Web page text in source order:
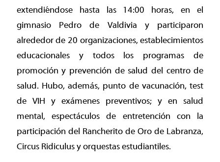
extendiéndose hasta las 14:00 horas, en el
gimnasio Pedro de Valdivia y participaron
alrededor de 20 organizaciones, establecimientos
educacionales y todos los programas de
promoción y prevención de salud del centro de
salud. Hubo, además, punto de vacunación, test
de VIH y exámenes preventivos; y en salud
mental, espectáculos de entretención con la
participación del Rancherito de Oro de Labranza,
Circus Ridiculus y orquestas estudiantiles.